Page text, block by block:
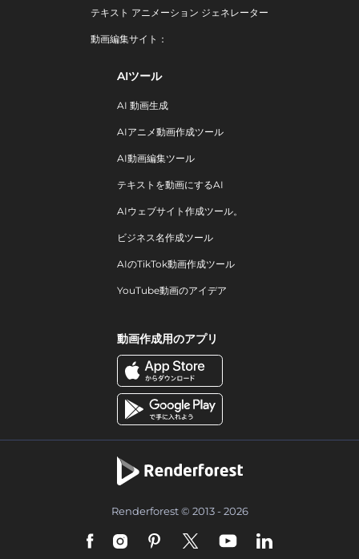
テキスト アニメーション ジェネレーター
動画編集サイト：
AIツール
AI 動画生成
AIアニメ動画作成ツール
AI動画編集ツール
テキストを動画にするAI
AIウェブサイト作成ツール。
ビジネス名作成ツール
AIのTikTok動画作成ツール
YouTube動画のアイデア
動画作成用のアプリ
Renderforest © 2013 - 2026